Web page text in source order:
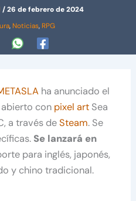
/26 de febrero de 2024
, Noticias, RPG
ha anunciado el
abierto con pixel art Sea
a través deSteam. Se
Se lanzará en
para inglés, japonés,
y chino tradicional.